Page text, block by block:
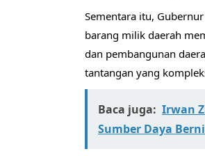
Sementara itu,
barang milik daerah
dan pembangunan
tantangan yang
Baca juga: Irwan
Sumber Daya